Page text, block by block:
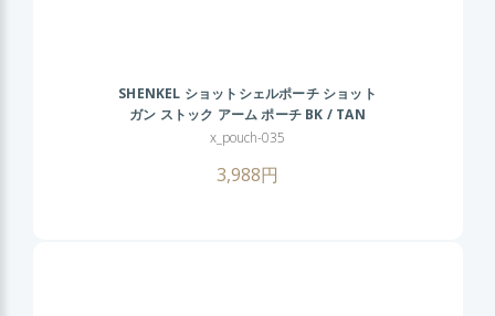
SHENKEL ショットシェルポーチ ショット
ガン ストック アーム ポーチ BK / TAN
x_pouch-035
3,988円